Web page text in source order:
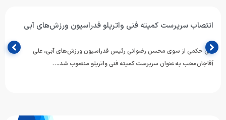
انتصاب سرپرست کمیته فنی واترپلو فدراسیون ورزش‌های آبی
طی حکمی از سوی محسن رضوانی رئیس فدراسیون ورزش‌های آبی، علی
آقاجان‌محب به عنوان سرپرست کمیته فنی واترپلو منصوب شد.…